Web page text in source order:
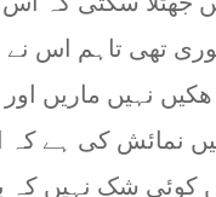
تھی تاہم اس نے
نہیں ماریں
میں نمائش کی ہے
شک نہیں کہ